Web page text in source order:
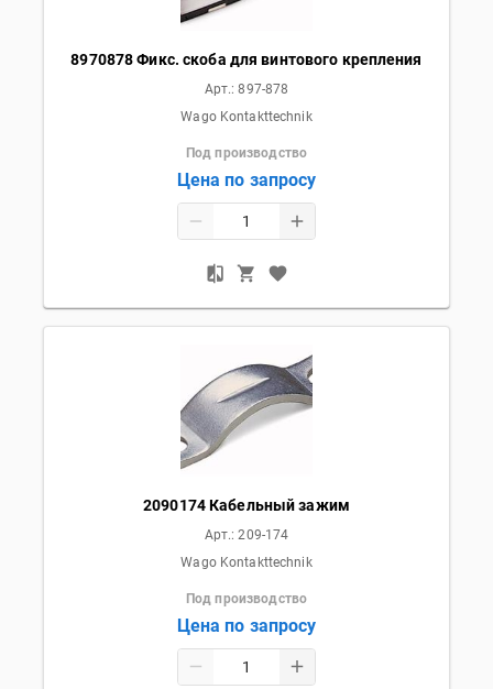
8970878 Фикс. скоба для винтового крепления
Арт.:897-878
Wago Kontakttechnik
Под производство
Цена по запросу
2090174 Кабельный зажим
Арт.:209-174
Wago Kontakttechnik
Под производство
Цена по запросу